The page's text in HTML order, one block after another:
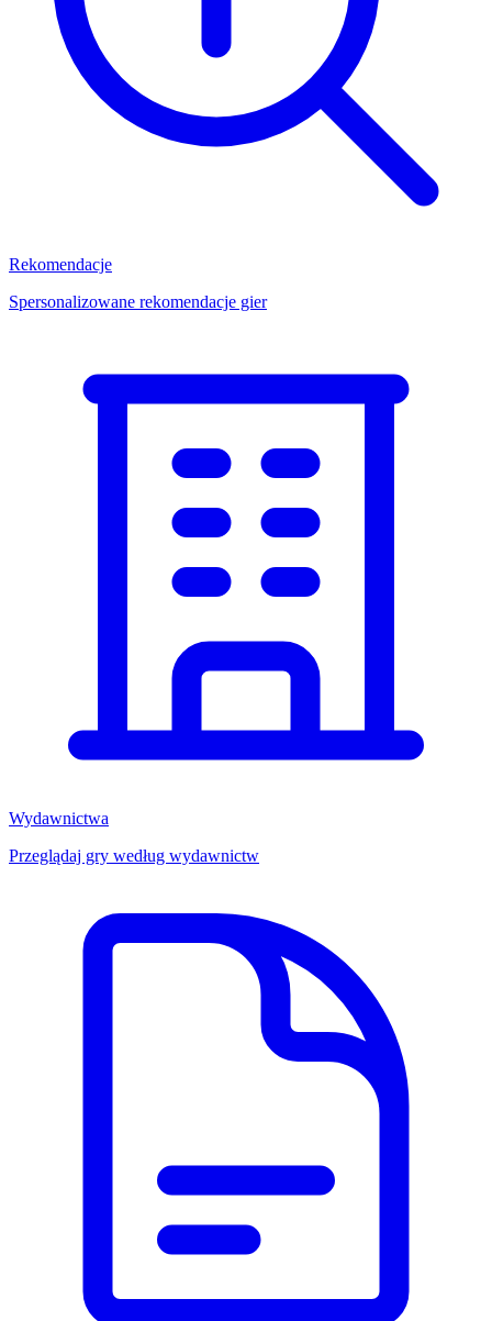
Rekomendacje
Spersonalizowane rekomendacje gier
Wydawnictwa
Przeglądaj gry według wydawnictw